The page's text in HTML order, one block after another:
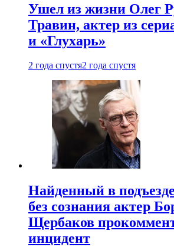
Ушел из жизни Олег
Травин, актер из
и «Глухарь»
2 года спустя2 года спустя
Найденный в подъезде
без сознания актер
Щербаков
инцидент